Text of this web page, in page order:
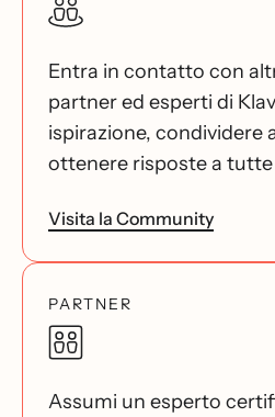
Entra in contatto con
partner ed esperti di
ispirazione, condividere
ottenere risposte a
Visita la Community
PARTNER
Assumi un esperto